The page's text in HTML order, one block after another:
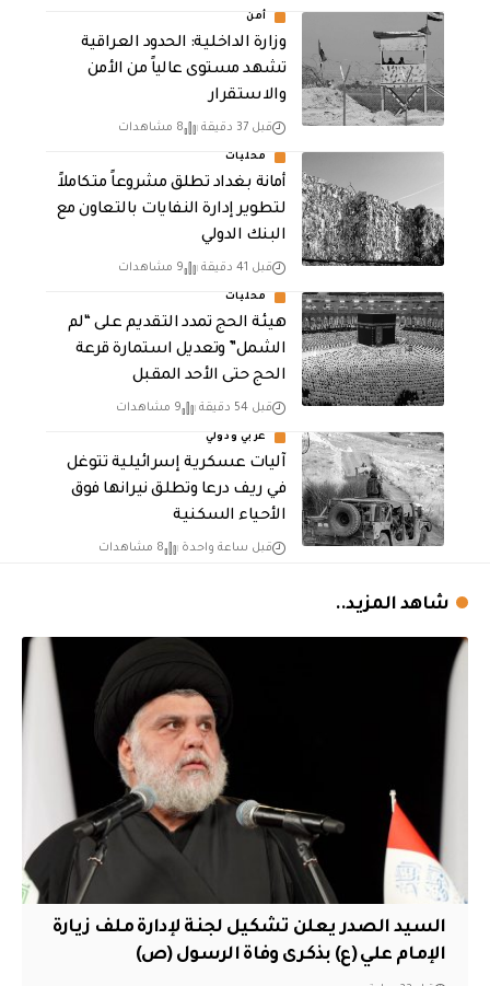
أمن
وزارة الداخلية: الحدود العراقية
تشهد مستوى عالياً من الأمن
والاستقرار
قبل 37 دقيقة 8 مشاهدات
محليات
أمانة بغداد تطلق مشروعاً متكاملاً
لتطوير إدارة النفايات بالتعاون مع
البنك الدولي
قبل 41 دقيقة 9 مشاهدات
محليات
هيئة الحج تمدد التقديم على “لم
الشمل” وتعديل استمارة قرعة
الحج حتى الأحد المقبل
قبل 54 دقيقة 9 مشاهدات
عربي ودولي
آليات عسكرية إسرائيلية تتوغل
في ريف درعا وتطلق نيرانها فوق
الأحياء السكنية
قبل ساعة واحدة 8 مشاهدات
شاهد المزيد..
السيد الصدر يعلن تشكيل لجنة لإدارة ملف زيارة
الإمام علي (ع) بذكرى وفاة الرسول (ص)